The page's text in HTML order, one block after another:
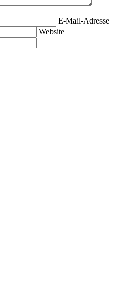
E-Mail-Adresse
Website